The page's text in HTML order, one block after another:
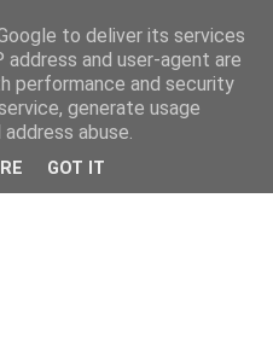
to deliver its services
and user-agent are
performance and security
generate usage
abuse.
GOT IT